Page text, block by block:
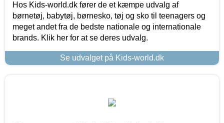
Hos Kids-world.dk fører de et kæmpe udvalg af
børnetøj, babytøj, børnesko, tøj og sko til teenagers og
meget andet fra de bedste nationale og internationale
brands. Klik her for at se deres udvalg.
Se udvalget på Kids-world.dk